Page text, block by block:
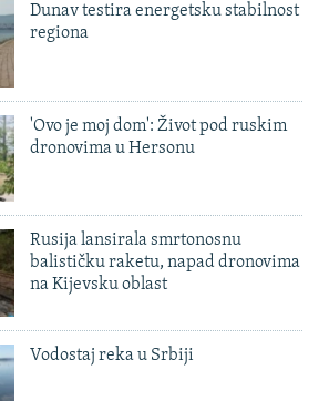
Dunav testira energetsku stabilnost
regiona
'Ovo je moj dom': Život pod ruskim
dronovima u Hersonu
Rusija lansirala smrtonosnu
balističku raketu, napad dronovima
na Kijevsku oblast
Vodostaj reka u Srbiji